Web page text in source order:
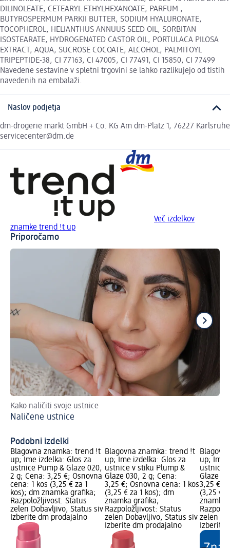
DILINOLEATE, CETEARYL ETHYLHEXANOATE, PARFUM ,
BUTYROSPERMUM PARKII BUTTER, SODIUM HYALURONATE,
TOCOPHEROL, HELIANTHUS ANNUUS SEED OIL, SORBITAN
ISOSTEARATE, HYDROGENATED CASTOR OIL, PORTULACA PILOSA
EXTRACT, AQUA, SUCROSE COCOATE, ALCOHOL, PALMITOYL
TRIPEPTIDE-38, CI 77163, CI 47005, CI 77491, CI 15850, CI 77499
Navedene sestavine v spletni trgovini se lahko razlikujejo od tistih
navedenih na embalaži.
Naslov podjetja
dm-drogerie markt GmbH + Co. KG Am dm-Platz 1, 76227 Karlsruhe
servicecenter@dm.de
Več izdelkov
znamke trend !t up
Priporočamo
Kako naličiti svoje ustnice
Naličene ustnice
Podobni izdelki
Blagovna znamka: trend !t
up; Ime izdelka: Glos za
ustnice Pump & Glaze 020,
2 g; Cena: 3,25 €; Osnovna
cena: 1 kos (3,25 € za 1
kos); dm znamka grafika;
Razpoložljivost: Status
zelen Dobavljivo, Status siv
Izberite dm prodajalno
Blagovna znamka: trend !t
up; Ime izdelka: Glos za
ustnice v stiku Plump &
Glaze 030, 2 g; Cena:
3,25 €; Osnovna cena: 1 kos
(3,25 € za 1 kos); dm
znamka grafika;
Razpoložljivost: Status
zelen Dobavljivo, Status siv
Izberite dm prodajalno
up; Ime
ustnice
Glaze
3,25 €;
(3,25 €
znamka
zelen
Izberite